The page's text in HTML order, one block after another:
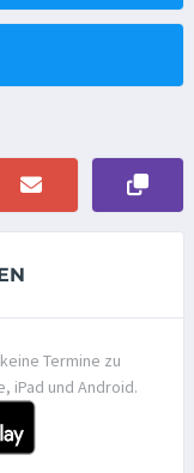
Termine zu
iPad und Android.